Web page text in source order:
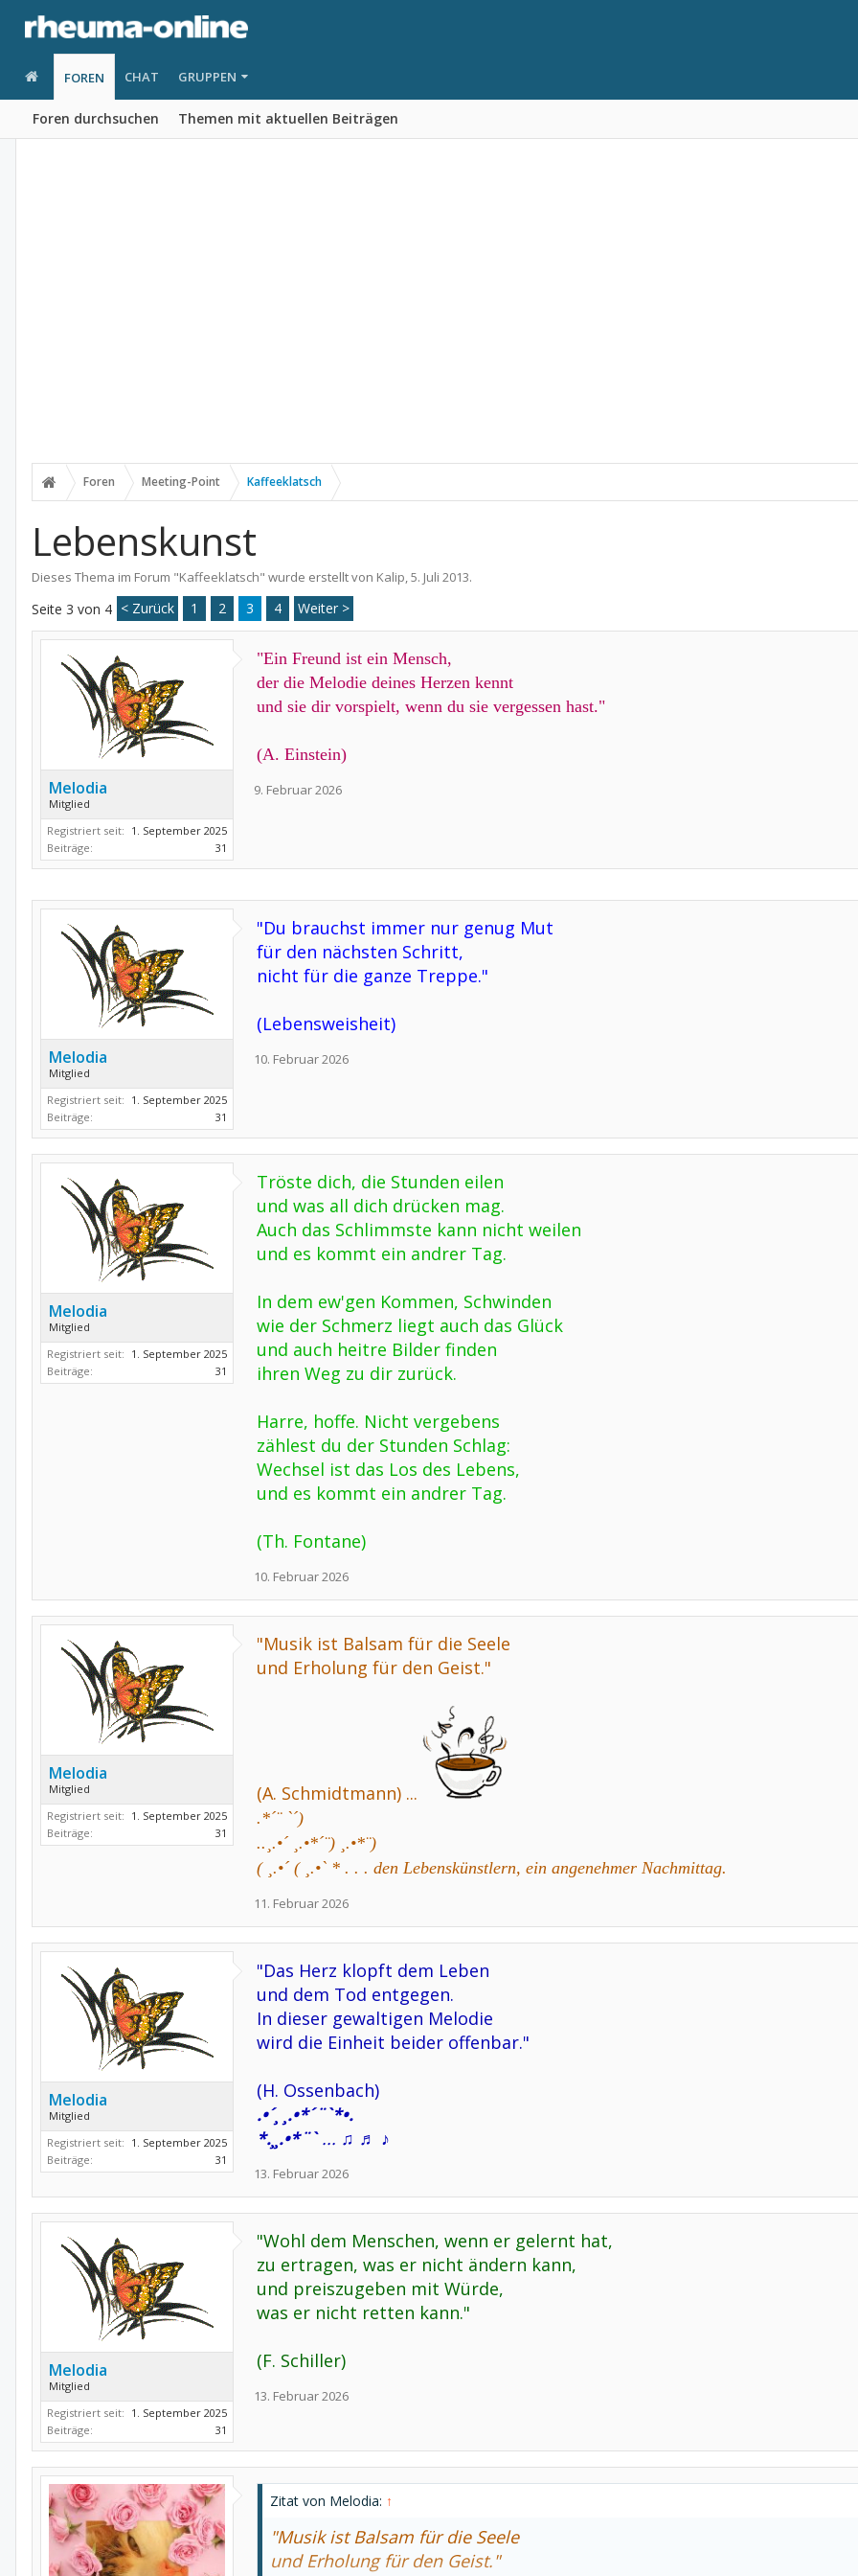
FOREN
Foren durchsuchen Themen mit aktuellen Beiträgen
CHAT GRUPPEN
Foren Meeting-Point Kaffeeklatsch
Lebenskunst
Dieses Thema im Forum "Kaffeeklatsch" wurde erstellt von Kalip,5. Juli 2013.
Seite 3 von 4 < Zurück 1 2 3 4 Weiter >
Melodia
Mitglied
Registriert seit: 1. September 2025
Beiträge:
31
"Ein Freund ist ein Mensch,
der die Melodie deines Herzen kennt
und sie dir vorspielt, wenn du sie vergessen hast."
(A. Einstein)
9. Februar 2026
Melodia
Mitglied
Registriert seit: 1. September 2025
Beiträge:
31
"Du brauchst immer nur genug Mut
für den nächsten Schritt,
nicht für die ganze Treppe."
(Lebensweisheit)
10. Februar 2026
Melodia
Mitglied
Registriert seit: 1. September 2025
Beiträge:
31
Tröste dich, die Stunden eilen
und was all dich drücken mag.
Auch das Schlimmste kann nicht weilen
und es kommt ein andrer Tag.
In dem ew'gen Kommen, Schwinden
wie der Schmerz liegt auch das Glück
und auch heitre Bilder finden
ihren Weg zu dir zurück.
Harre, hoffe. Nicht vergebens
zählest du der Stunden Schlag:
Wechsel ist das Los des Lebens,
und es kommt ein andrer Tag.
(Th. Fontane)
10. Februar 2026
Melodia
Mitglied
Registriert seit: 1. September 2025
Beiträge:
31
"Musik ist Balsam für die Seele
und Erholung für den Geist."
(A. Schmidtmann) ...
.*´¨ `´)
..¸.•´ ¸.•*´¨) ¸.•*¨)
( ¸.•´ ( ¸.•` * . . . den Lebenskünstlern, ein angenehmer Nachmittag.
11. Februar 2026
Melodia
Mitglied
Registriert seit: 1. September 2025
Beiträge:
31
"Das Herz klopft dem Leben
und dem Tod entgegen.
In dieser gewaltigen Melodie
wird die Einheit beider offenbar."
(H. Ossenbach)
.•´¸ ¸.•*´¨`*•.
*.¸¸.•*¨`... ♫ ♬ ♪
13. Februar 2026
Melodia
Mitglied
Registriert seit: 1. September 2025
Beiträge:
31
"Wohl dem Menschen, wenn er gelernt hat,
zu ertragen, was er nicht ändern kann,
und preiszugeben mit Würde,
was er nicht retten kann."
(F. Schiller)
13. Februar 2026
Zitat von Melodia: ↑
"Musik ist Balsam für die Seele
und Erholung für den Geist."